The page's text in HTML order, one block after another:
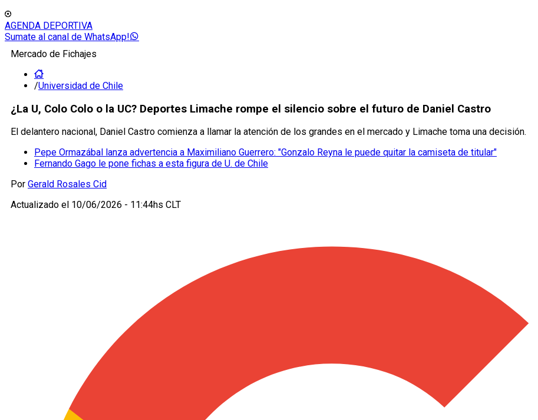
AGENDA DEPORTIVA
Sumate al canal de WhatsApp!
Mercado de Fichajes
/Universidad de Chile
¿La U, Colo Colo o la UC? Deportes Limache rompe el silencio sobre el futuro de Daniel Castro
El delantero nacional, Daniel Castro comienza a llamar la atención de los grandes en el mercado y Limache toma una decisión.
Pepe Ormazábal lanza advertencia a Maximiliano Guerrero: "Gonzalo Reyna le puede quitar la camiseta de titular"
Fernando Gago le pone fichas a esta figura de U. de Chile
Por Gerald Rosales Cid
Actualizado el 10/06/2026 - 11:44hs CLT